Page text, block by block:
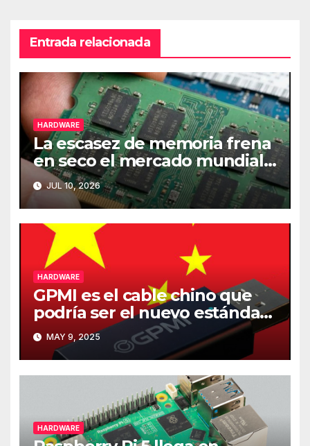
Entrada relacionada
HARDWARE
La escasez de memoria frena
en seco el mercado mundial
de PCs
JUL 10, 2026
HARDWARE
GPMI es el cable chino que
podría ser el nuevo estándar
de carga y transferencia de
datos
MAY 9, 2025
HARDWARE